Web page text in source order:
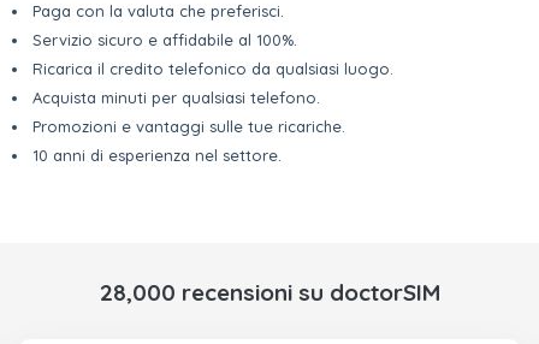
Paga con la valuta che preferisci.
Servizio sicuro e affidabile al 100%.
Ricarica il credito telefonico da qualsiasi luogo.
Acquista minuti per qualsiasi telefono.
Promozioni e vantaggi sulle tue ricariche.
10 anni di esperienza nel settore.
28,000 recensioni su doctorSIM